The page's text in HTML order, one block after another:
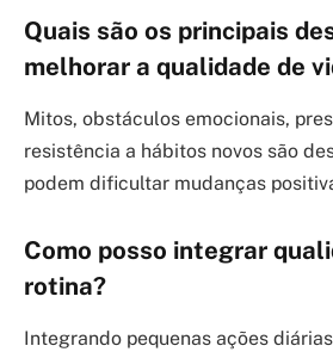
Quais são os principais
melhorar a qualidade de
Mitos, obstáculos emocionais,
resistência a hábitos novos são
podem dificultar mudanças
Como posso integrar
rotina?
Integrando pequenas ações